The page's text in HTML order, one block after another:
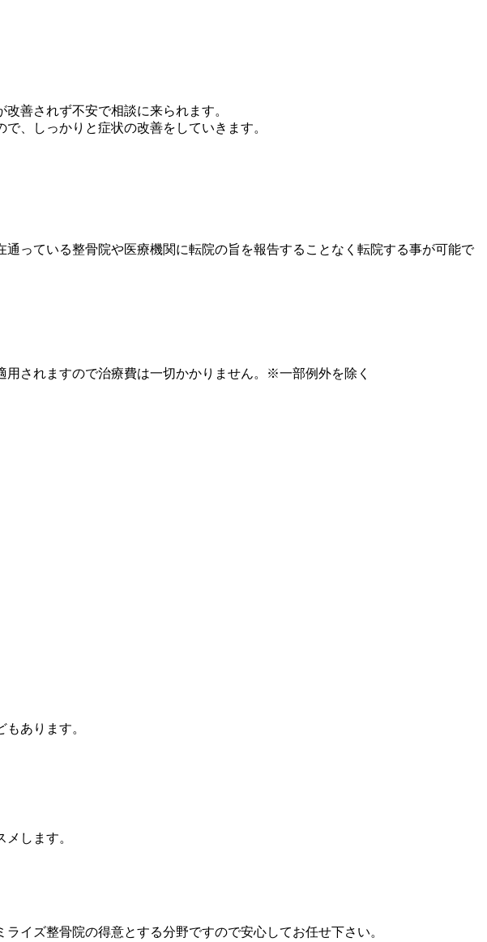
善されず不安で相談に来られます。
、しっかりと症状の改善をしていきます。
っている整骨院や医療機関に転院の旨を報告することなく転院する事が可能で
されますので治療費は一切かかりません。※一部例外を除く
あります。
します。
イズ整骨院の得意とする分野ですので安心してお任せ下さい。